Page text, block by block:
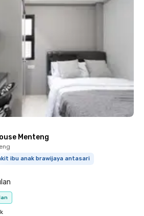
Menteng
ibu anak brawijaya antasari